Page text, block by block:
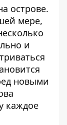
острове.
мере,
и
новыми
каждое